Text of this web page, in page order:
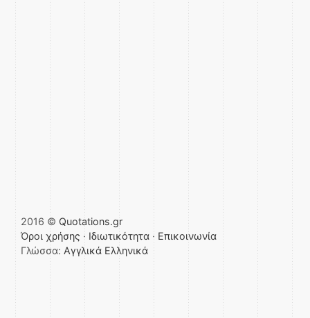
2016 © Quotations.gr
Όροι χρήσης · Ιδιωτικότητα · Επικοινωνία
Γλώσσα: Αγγλικά Ελληνικά